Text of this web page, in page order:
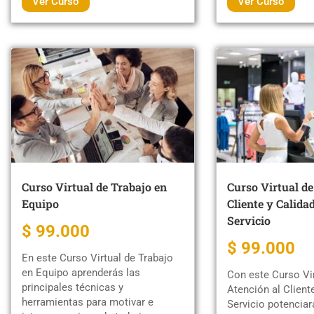
Curso Virtual de Trabajo en
Equipo
$ 99.000
En este Curso Virtual de Trabajo
en Equipo aprenderás las
principales técnicas y
herramientas para motivar e
Curso Virtual
Cliente y
Servicio
$ 99.000
Con este Curso
Atención al
Servicio